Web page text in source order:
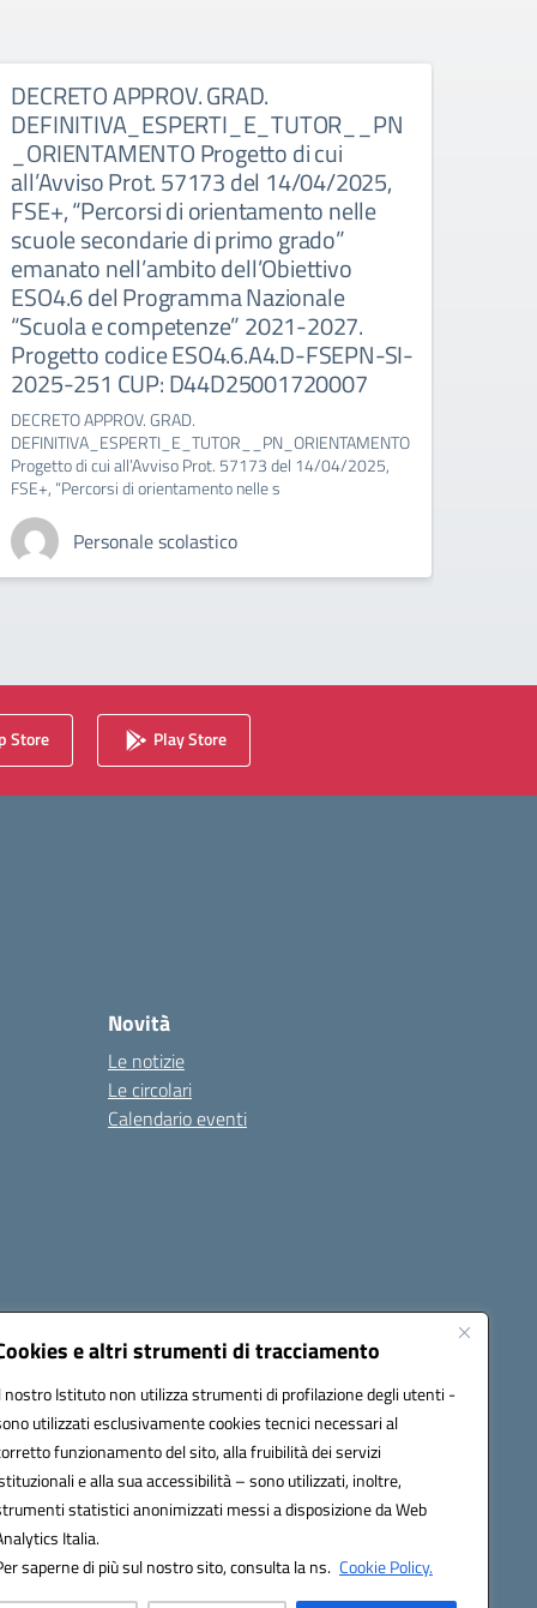
e altri strumenti di tracciamento
nostro Istituto non utilizza strumenti di profilazione degli utenti -
utilizzati esclusivamente cookies tecnici necessari al
funzionamento del sito, alla fruibilità dei servizi
e alla sua accessibilità – sono utilizzati, inoltre,
statistici anonimizzati messi a disposizione da Web
Italia.
saperne di più sul nostro sito, consulta la ns. Cookie Policy.
DECRETO APPROV. GRAD.
DEFINITIVA_ESPERTI_E_TUTOR__PN
_ORIENTAMENTO Progetto di cui
all’Avviso Prot. 57173 del 14/04/2025,
FSE+, “Percorsi di orientamento nelle
scuole secondarie di primo grado”
emanato nell’ambito dell’Obiettivo
ESO4.6 del Programma Nazionale
“Scuola e competenze” 2021-2027.
Progetto codice ESO4.6.A4.D-FSEPN-SI-
2025-251 CUP: D44D25001720007
DECRETO APPROV. GRAD.
DEFINITIVA_ESPERTI_E_TUTOR__PN_ORIENTAMENTO
Progetto di cui all’Avviso Prot. 57173 del 14/04/2025,
FSE+, “Percorsi di orientamento nelle s
Personale scolastico
Store Play Store
Novità
Le notizie
Le circolari
Calendario eventi